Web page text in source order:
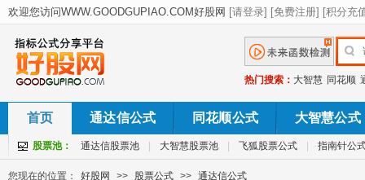
热门搜索： 大智慧 同花顺
首页 通达信公式 同花顺公式 大智慧公式
股票池： 通达信股票池 大智慧股票池 飞狐股票公式 指南针公
您现在的位置： 好股网 >> 股票公式 >> 通达信公式